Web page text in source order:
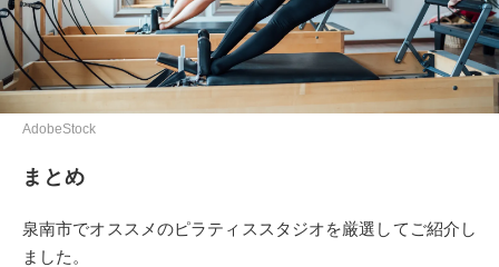
AdobeStock
まとめ
泉南市でオススメのピラティススタジオを厳選してご紹介し
ました。